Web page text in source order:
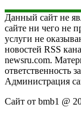
Данный сайт не
сайте ни чего не
услуги не
новостей RSS
newsru.com.
ответственность
Администрация
Сайт от bmb1 @